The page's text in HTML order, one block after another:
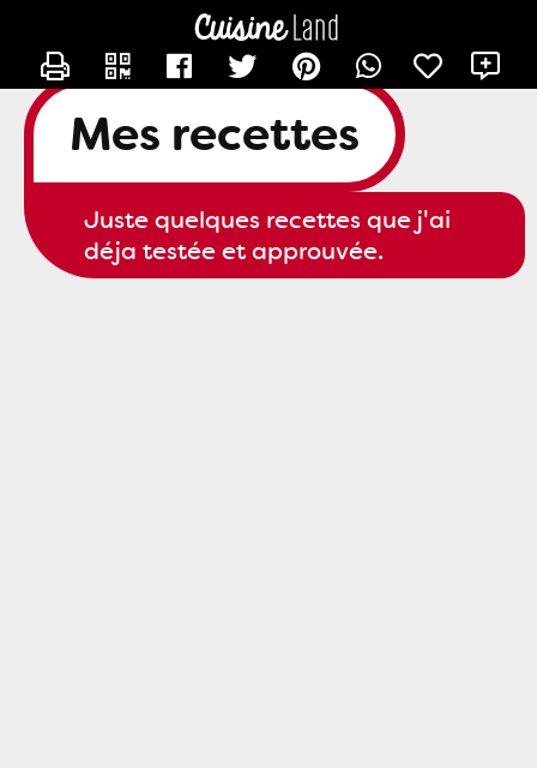
Mes recettes
Juste quelques recettes que j'ai
déja testée et approuvée.
CONTACTER JOHANA